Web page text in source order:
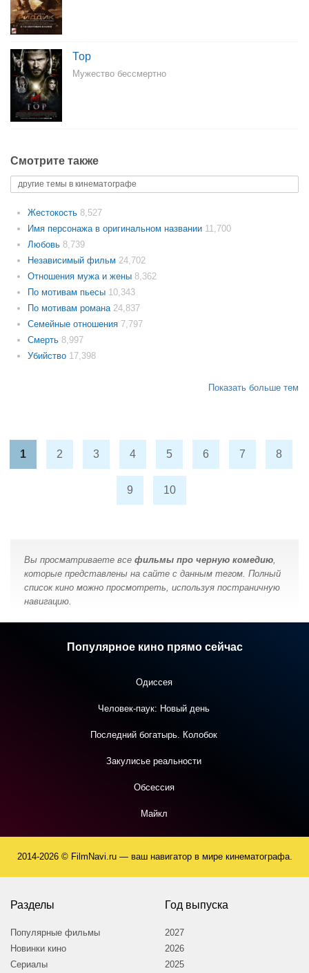
Тор
Мужество бессмертно
Смотрите также
другие темы в кинематографе
Жестокость 8,527
Имя персонажа в оригинальном названии 11,700
Любовь 8,739
Независимый фильм 24,702
Отношения мужа и жены 8,362
По мотивам пьесы 10,343
По мотивам романа 24,837
Семейные отношения 7,797
Смерть 8,997
Убийство 17,398
Показать больше тем
1 2 3 4 5 6 7 8
9 10
Вы просматриваете все фильмы про черную комедию,
которые представлены на сайте с данным тегом. Полный
список кино можно просмотреть, используя постраничную
навигацию.
Популярное кино прямо сейчас
Одиссея
Человек-паук: Новый день
Последний богатырь. Колобок
Закулисье реальности
Обсессия
Майкл
2014-2026 © FilmNavi.ru — ваш навигатор в мире кинематографа.
Разделы
Популярные фильмы
Новинки кино
Сериалы
Год выпуска
2027
2026
2025